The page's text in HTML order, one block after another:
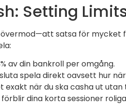
Setting
satsa för
av din bankroll per omgång.
spela direkt oavsett hur
när du ska casha ut utan
dina korta sessioner